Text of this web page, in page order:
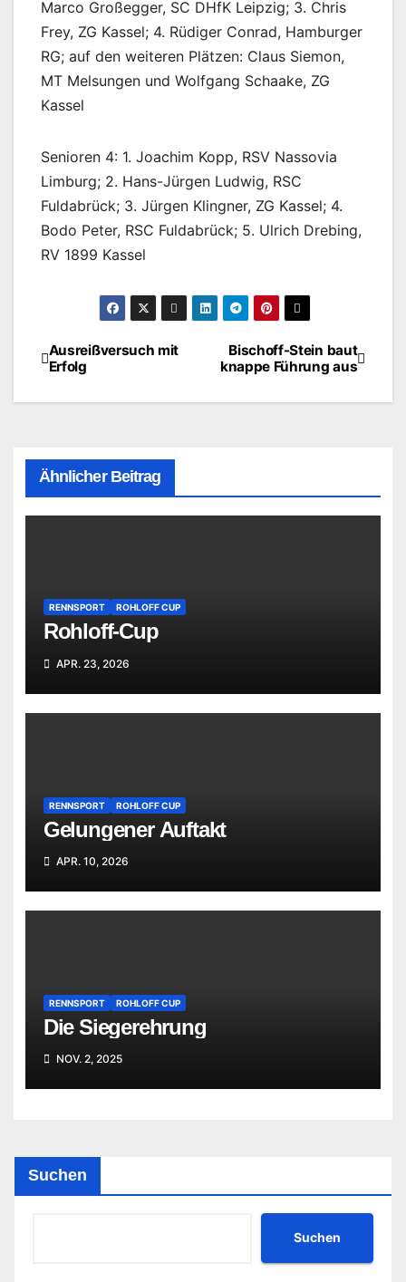
Marco Großegger, SC DHfK Leipzig; 3. Chris
Frey, ZG Kassel; 4. Rüdiger Conrad, Hamburger
RG; auf den weiteren Plätzen: Claus Siemon,
MT Melsungen und Wolfgang Schaake, ZG
Kassel
Senioren 4: 1. Joachim Kopp, RSV Nassovia
Limburg; 2. Hans-Jürgen Ludwig, RSC
Fuldabrück; 3. Jürgen Klingner, ZG Kassel; 4.
Bodo Peter, RSC Fuldabrück; 5. Ulrich Drebing,
RV 1899 Kassel
BeitragsnavigationBischoff-Stein baut
knappe Führung aus
Ausreißversuch mit
Erfolg
Ähnlicher Beitrag
RENNSPORT ROHLOFF CUP
Rohloff-Cup
APR. 23, 2026
RENNSPORT ROHLOFF CUP
Gelungener Auftakt
APR. 10, 2026
RENNSPORT ROHLOFF CUP
Die Siegerehrung
NOV. 2, 2025
Suchen
Suchen